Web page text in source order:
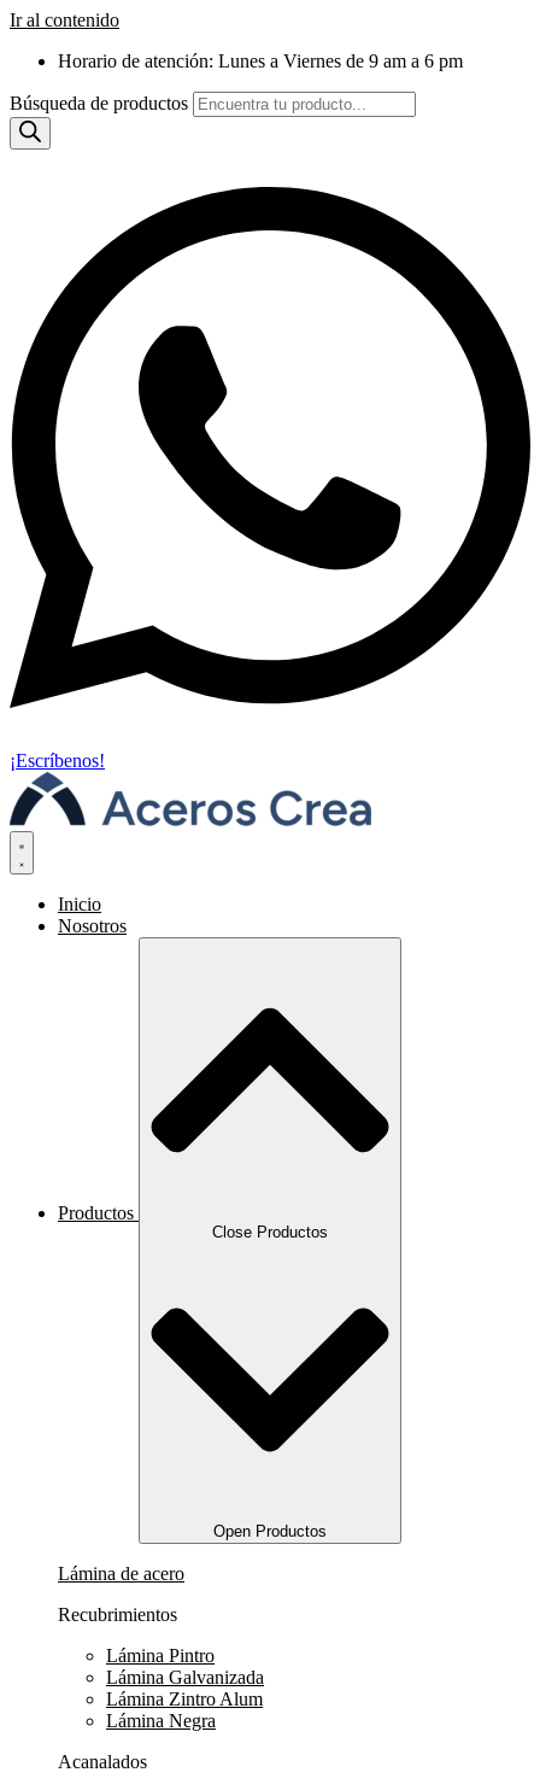
Ir al contenido
Horario de atención: Lunes a Viernes de 9 am a 6 pm
Búsqueda de productos
¡Escríbenos!
Inicio
Nosotros
Productos
Close Productos
Open Productos
Lámina de acero
Recubrimientos
Lámina Pintro
Lámina Galvanizada
Lámina Zintro Alum
Lámina Negra
Acanalados